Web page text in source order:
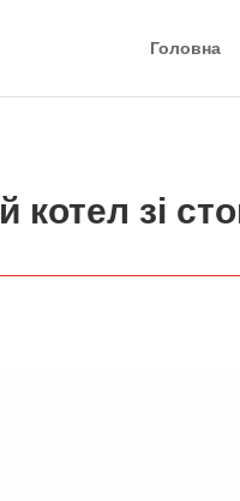
Головна
котел зі